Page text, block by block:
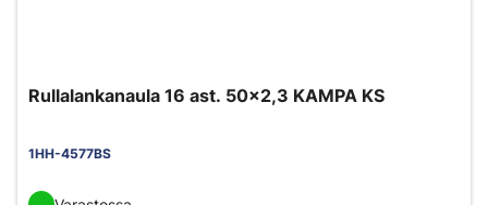
Rullalankanaula 16 ast. 50x2,3 KAMPA KS
1HH-4577BS